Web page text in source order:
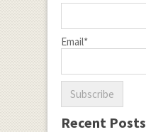
Email*
Recent Posts